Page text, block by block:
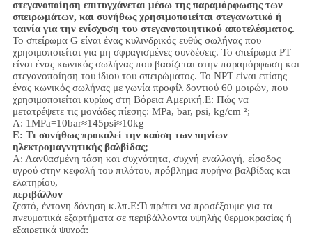
στεγανοποίηση επιτυγχάνεται μέσω της παραμόρφωσης των
σπειρωμάτων, και συνήθως χρησιμοποιείται στεγανωτικό ή
ταινία για την ενίσχυση του στεγανοποιητικού αποτελέσματος.
Το σπείρωμα G είναι ένας κυλινδρικός ευθύς σωλήνας που
χρησιμοποιείται για μη σφραγισμένες συνδέσεις. Το σπείρωμα PT
είναι ένας κωνικός σωλήνας που βασίζεται στην παραμόρφωση και
στεγανοποίηση του ίδιου του σπειρώματος. Το NPT είναι επίσης
ένας κωνικός σωλήνας με γωνία προφίλ δοντιού 60 μοιρών, που
χρησιμοποιείται κυρίως στη Βόρεια Αμερική.Ε: Πώς να
μετατρέψετε τις μονάδες πίεσης: MPa, bar, psi, kg/cm ²;
Α: 1MPa=10bar≈145psi≈10kg
Ε: Τι συνήθως προκαλεί την καύση των πηνίων
ηλεκτρομαγνητικής βαλβίδας;
Α: Λανθασμένη τάση και συχνότητα, συχνή εναλλαγή, είσοδος
υγρού στην κεφαλή του πιλότου, πρόβλημα πυρήνα βαλβίδας και
ελατηρίου,
περιβάλλον
ζεστό, έντονη δόνηση κ.λπ.Ε:Τι πρέπει να προσέξουμε για τα
πνευματικά εξαρτήματα σε περιβάλλοντα υψηλής θερμοκρασίας ή
εξαιρετικά ψυχρά;